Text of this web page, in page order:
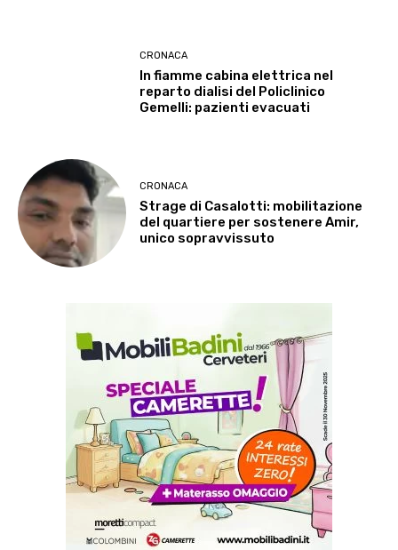
CRONACA
In fiamme cabina elettrica nel
reparto dialisi del Policlinico
Gemelli: pazienti evacuati
CRONACA
Strage di Casalotti: mobilitazione
del quartiere per sostenere Amir,
unico sopravvissuto